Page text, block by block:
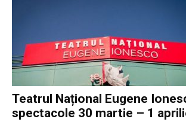
Teatrul Național Eugene
spectacole 30 martie – 1